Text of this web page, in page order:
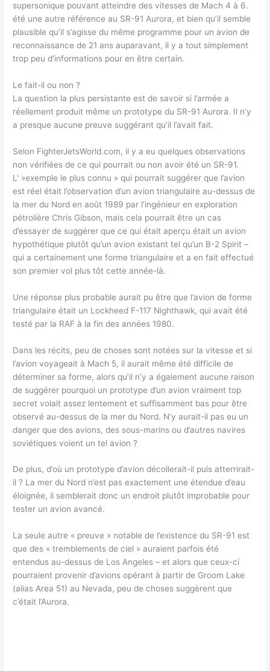
supersonique pouvant atteindre des vitesses de Mach 4 à 6.
été une autre référence au SR-91 Aurora, et bien qu’il semble
plausible qu’il s’agisse du même programme pour un avion de
reconnaissance de 21 ans auparavant, il y a tout simplement
trop peu d’informations pour en être certain.
Le fait-il ou non ?
La question la plus persistante est de savoir si l’armée a
réellement produit même un prototype du SR-91 Aurora. Il n’y
a presque aucune preuve suggérant qu’il l’avait fait.
Selon FighterJetsWorld.com, il y a eu quelques observations
non vérifiées de ce qui pourrait ou non avoir été un SR-91.
L' »exemple le plus connu » qui pourrait suggérer que l’avion
est réel était l’observation d’un avion triangulaire au-dessus de
la mer du Nord en août 1989 par l’ingénieur en exploration
pétrolière Chris Gibson, mais cela pourrait être un cas
d’essayer de suggérer que ce qui était aperçu était un avion
hypothétique plutôt qu’un avion existant tel qu’un B-2 Spirit –
qui a certainement une forme triangulaire et a en fait effectué
son premier vol plus tôt cette année-là.
Une réponse plus probable aurait pu être que l’avion de forme
triangulaire était un Lockheed F-117 Nighthawk, qui avait été
testé par la RAF à la fin des années 1980.
Dans les récits, peu de choses sont notées sur la vitesse et si
l’avion voyageait à Mach 5, il aurait même été difficile de
déterminer sa forme, alors qu’il n’y a également aucune raison
de suggérer pourquoi un prototype d’un avion vraiment top
secret volait assez lentement et suffisamment bas pour être
observé au-dessus de la mer du Nord. N’y aurait-il pas eu un
danger que des avions, des sous-marins ou d’autres navires
soviétiques voient un tel avion ?
De plus, d’où un prototype d’avion décollerait-il puis atterrirait-
il ? La mer du Nord n’est pas exactement une étendue d’eau
éloignée, il semblerait donc un endroit plutôt improbable pour
tester un avion avancé.
La seule autre « preuve » notable de l’existence du SR-91 est
que des « tremblements de ciel » auraient parfois été
entendus au-dessus de Los Angeles – et alors que ceux-ci
pourraient provenir d’avions opérant à partir de Groom Lake
(alias Area 51) au Nevada, peu de choses suggèrent que
c’était l’Aurora.